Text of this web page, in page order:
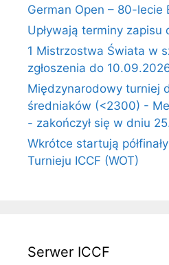
German Open – 80-lecie
Upływają terminy zapisu
1 Mistrzostwa Świata w
zgłoszenia do
Międzynarodowy turniej
średniaków (<2300) -
- zakończył się w dniu
Wkrótce startują
Turnieju ICCF (WOT)
Serwer ICCF